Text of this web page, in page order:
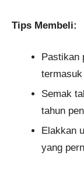
Tips Membeli:
Pastikan
Semak
tahun
Elakkan
yang